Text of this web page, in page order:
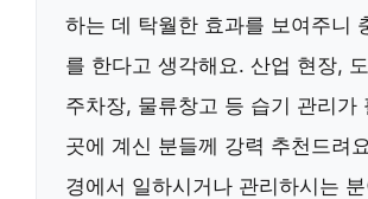
하는 데 탁월한 효과를 보여주니
를 한다고 생각해요. 산업 현장,
주차장, 물류창고 등 습기 관리가
곳에 계신 분들께 강력 추천드려
경에서 일하시거나 관리하시는